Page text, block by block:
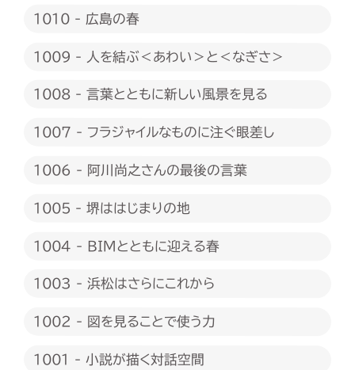
1010 - 広島の春
1009 - 人を結ぶ＜あわい＞と＜なぎさ＞
1008 - 言葉とともに新しい風景を見る
1007 - フラジャイルなものに注ぐ眼差し
1006 - 阿川尚之さんの最後の言葉
1005 - 堺ははじまりの地
1004 - BIMとともに迎える春
1003 - 浜松はさらにこれから
1002 - 図を見ることで使う力
1001 - 小説が描く対話空間